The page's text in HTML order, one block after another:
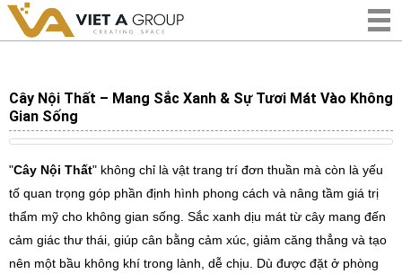
Trang chủ CÂY NỘI THẤT
Cây Nội Thất – Mang Sắc Xanh & Sự Tươi Mát Vào Không
Gian Sống
"Cây Nội Thất" không chỉ là vật trang trí đơn thuần mà còn là yếu
tố quan trọng góp phần định hình phong cách và nâng tầm giá trị
thẩm mỹ cho không gian sống. Sắc xanh dịu mát từ cây mang đến
cảm giác thư thái, giúp cân bằng cảm xúc, giảm căng thẳng và tạo
nên một bầu không khí trong lành, dễ chịu. Dù được đặt ở phòng